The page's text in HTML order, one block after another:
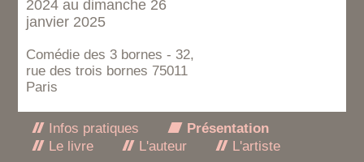
2024 au dimanche 26
janvier 2025
Comédie des 3 bornes - 32,
rue des trois bornes 75011
Paris
Infos pratiques
Présentation
Le livre
L'auteur L'artiste